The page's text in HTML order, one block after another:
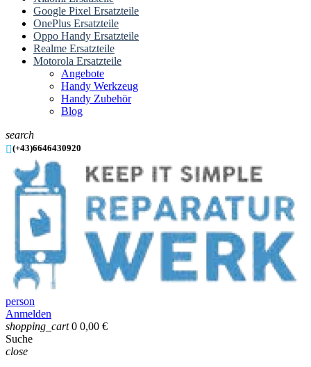
Google Pixel Ersatzteile
OnePlus Ersatzteile
Oppo Handy Ersatzteile
Realme Ersatzteile
Motorola Ersatzteile
Angebote
Handy Werkzeug
Handy Zubehör
Blog
search
(+43)6646430920
person
Anmelden
shopping_cart 0 0,00 €
Suche
close